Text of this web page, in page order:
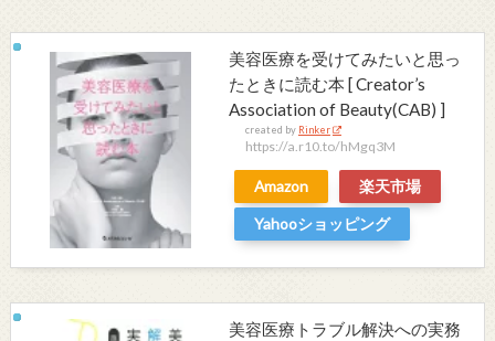
美容医療を受けてみたいと思っ
たときに読む本 [ Creator’s
Association of Beauty(CAB) ]
created by Rinker
https://a.r10.to/hMgq3M
Amazon
楽天市場
Yahooショッピング
美容医療トラブル解決への実務